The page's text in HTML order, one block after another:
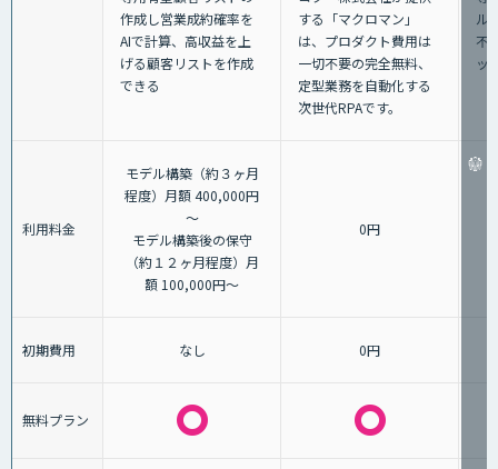
作成し営業成約確率を
AIで計算、高収益を上
げる顧客リストを作成
できる
する「マクロマン」
は、プロダクト費用は
一切不要の完全無料、
定型業務を自動化する
次世代RPAです。
ル
不
ッ
利用料金
モデル構築（約３ヶ月
程度）月額 400,000円
～
モデル構築後の保守
（約１２ヶ月程度）月
額 100,000円～
0円
初期費用 なし 0円
無料プラン